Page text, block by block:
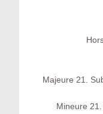
Majeure 21.
Mineure